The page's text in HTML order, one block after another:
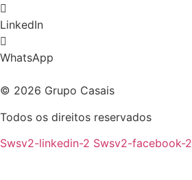
LinkedIn
WhatsApp
© 2026 Grupo Casais
Todos os direitos reservados
Swsv2-linkedin-2 Swsv2-facebook-2